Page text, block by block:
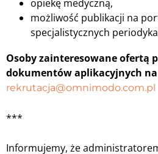
opiekę medyczną,
możliwość publikacji na
specjalistycznych
Osoby zainteresowane ofertą
dokumentów aplikacyjnych na
rekrutacja@omnimodo.com.pl
***
Informujemy, że